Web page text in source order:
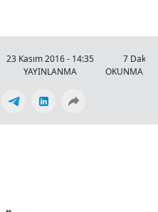
23 Kasım 2016 - 14:35
YAYINLANMA
7 Dakika
OKUNMA